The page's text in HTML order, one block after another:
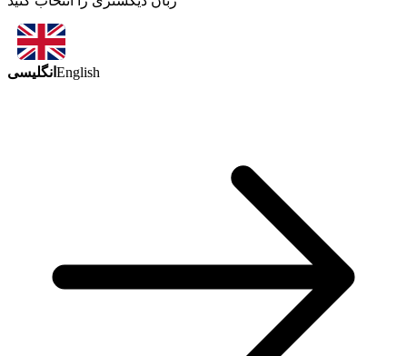
انگلیسی English